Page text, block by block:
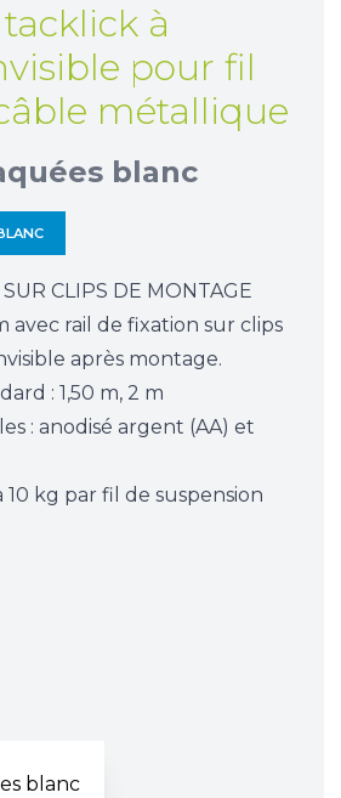
à
pour fil
métallique
blanc
CLIPS DE MONTAGE
avec rail de fixation sur clips
après montage.
: 1,50 m, 2 m
: anodisé argent (AA) et
kg par fil de suspension
blanc